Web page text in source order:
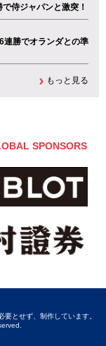
侍ジャパンと激突！
連勝でオランダとの準
もっと見る
SPONSORS
とせず、制作しています。